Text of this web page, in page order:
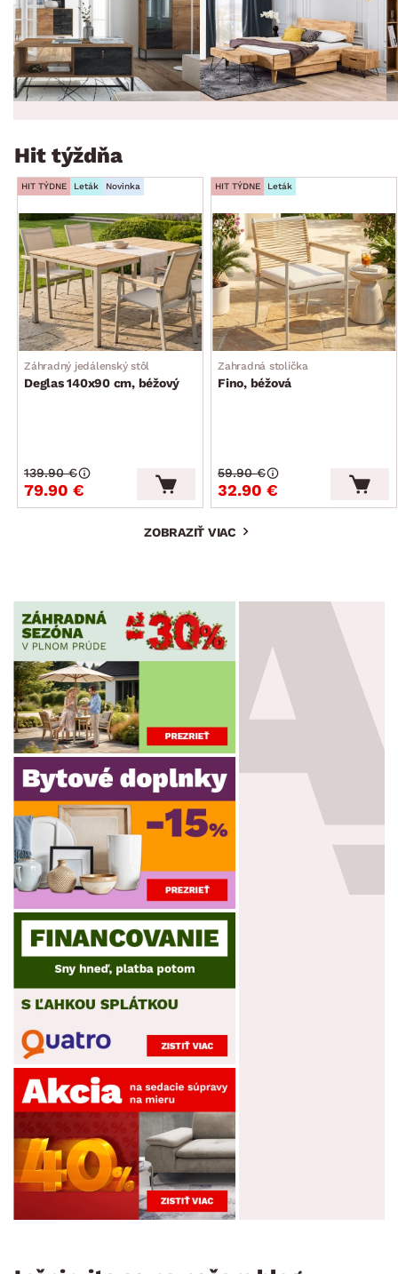
Hit týždňa
HIT TÝDNE Leták Novinka
Záhradný jedálenský stôl
Deglas 140x90 cm, béžový
79.90 €
139.90 €
HIT TÝDNE Leták
Zahradná stolička
Fino, béžová
32.90 €
59.90 €
ZOBRAZIŤ VIAC